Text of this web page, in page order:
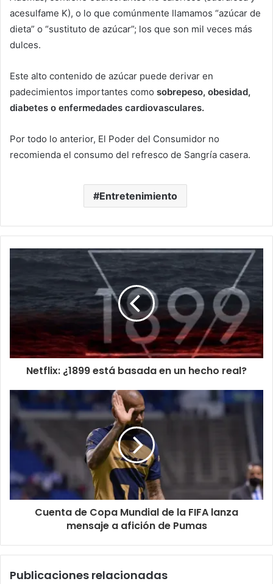
acesulfame K), o lo que comúnmente llamamos “azúcar de
dieta” o “sustituto de azúcar”; los que son mil veces más
dulces.
Este alto contenido de azúcar puede derivar en
padecimientos importantes como sobrepeso, obesidad,
diabetes o enfermedades cardiovasculares.
Por todo lo anterior, El Poder del Consumidor no
recomienda el consumo del refresco de Sangría casera.
Entretenimiento
Netflix: ¿1899 está basada en un hecho real?
Cuenta de Copa Mundial de la FIFA lanza
mensaje a afición de Pumas
Publicaciones relacionadas